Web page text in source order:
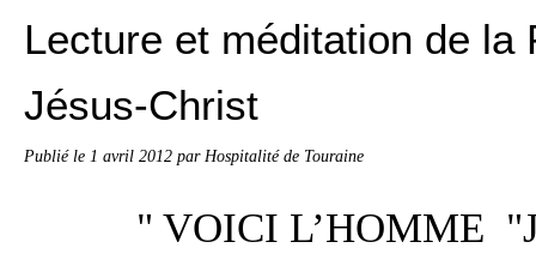
Lecture et méditation de la
Jésus-Christ
Publié le 1 avril 2012 par Hospitalité de Touraine
" VOICI L’HOMME